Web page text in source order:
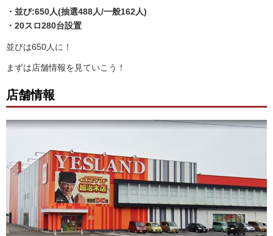
・並び:650人(抽選488人/一般162人)
・20スロ280台設置
並びは650人に！
まずは店舗情報を見ていこう！
店舗情報